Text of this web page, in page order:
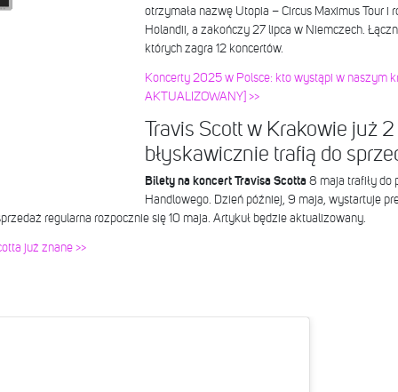
otrzymała nazwę Utopia – Circus Maximus Tour i
Holandii, a zakończy 27 lipca w Niemczech.
których zagra 12 koncertów.
Koncerty 2025 w Polsce: kto wystąpi w naszym
AKTUALIZOWANY] >>
Travis Scott w Krakowie już
błyskawicznie trafią do
Bilety na koncert Travisa Scotta 8 maja trafiły do
Handlowego. Dzień później, 9 maja, wystartuje
regularna rozpocznie się 10 maja. Artykuł będzie aktualizowany.
już znane >>